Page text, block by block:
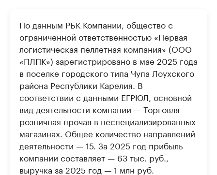
По данным РБК Компании, общество с
ограниченной ответственностью «Первая
логистическая пеллетная компания» (ООО
«ПЛПК») зарегистрировано в мае 2025 года
в поселке городского типа Чупа Лоухского
района Республики Карелия. В
соответствии с данными ЕГРЮЛ, основной
вид деятельности компании — Торговля
розничная прочая в неспециализированных
магазинах. Общее количество направлений
деятельности — 15. За 2025 год прибыль
компании составляет — 63 тыс. руб.,
выручка за 2025 год — 1 млн руб.